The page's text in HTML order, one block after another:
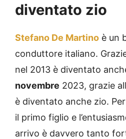
diventato zio
Stefano De Martino è un
conduttore italiano.
nel 2013 è diventato
novembre 2023, grazie
è diventato anche zio.
il primo figlio e
arrivo è davvero tanto